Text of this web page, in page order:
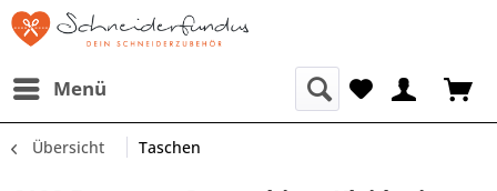
Menü
Übersicht Taschen